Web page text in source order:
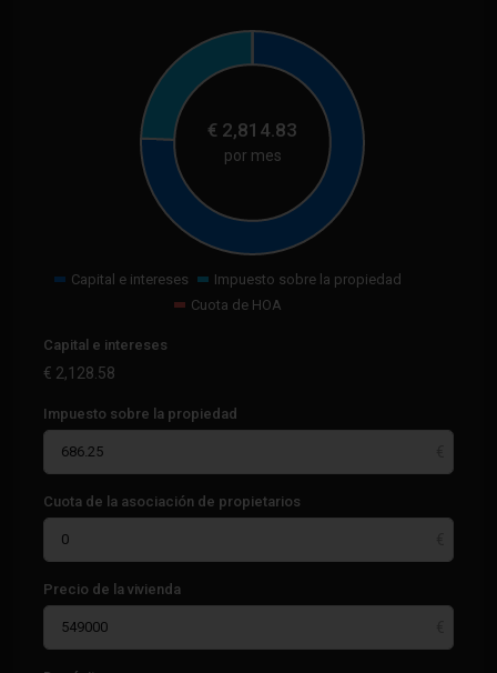
€ 2,814.83
por mes
Capital e intereses
Impuesto sobre la propiedad
Cuota de HOA
Capital e intereses
€ 2,128.58
Impuesto sobre la propiedad
Cuota de la asociación de propietarios
Precio de la vivienda